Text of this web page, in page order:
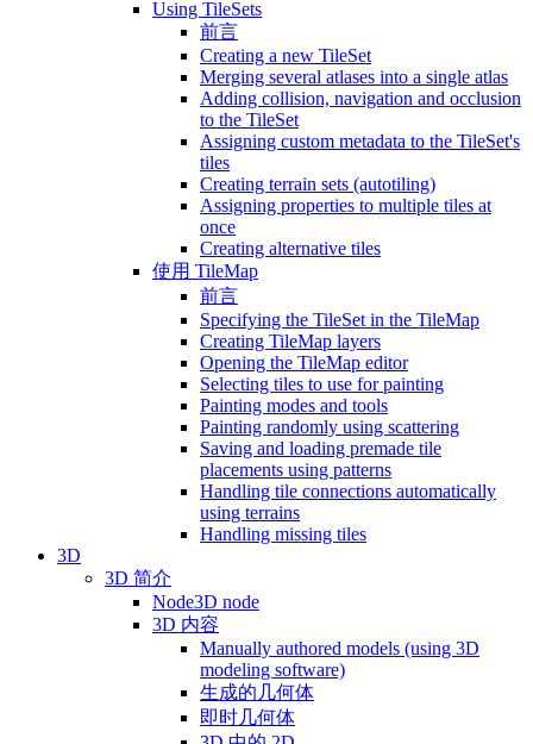
Using TileSets
前言
Creating a new TileSet
Merging several atlases into a single atlas
Adding collision, navigation and occlusion
to the TileSet
Assigning custom metadata to the TileSet's
tiles
Creating terrain sets (autotiling)
Assigning properties to multiple tiles at
once
Creating alternative tiles
使用 TileMap
前言
Specifying the TileSet in the TileMap
Creating TileMap layers
Opening the TileMap editor
Selecting tiles to use for painting
Painting modes and tools
Painting randomly using scattering
Saving and loading premade tile
placements using patterns
Handling tile connections automatically
using terrains
Handling missing tiles
3D
3D 简介
Node3D node
3D 内容
Manually authored models (using 3D
modeling software)
生成的几何体
即时几何体